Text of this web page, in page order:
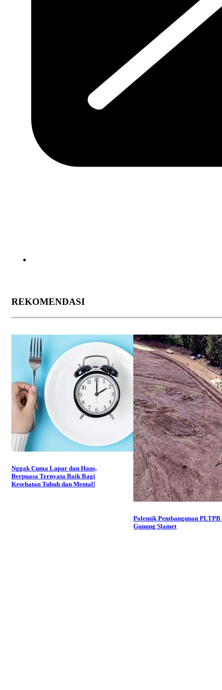
REKOMENDASI
Nggak Cuma Lapar dan Haus,
Berpuasa Ternyata Baik Bagi
Kesehatan Tubuh dan Mental!
Polemik Pembangunan
Gunung Slamet